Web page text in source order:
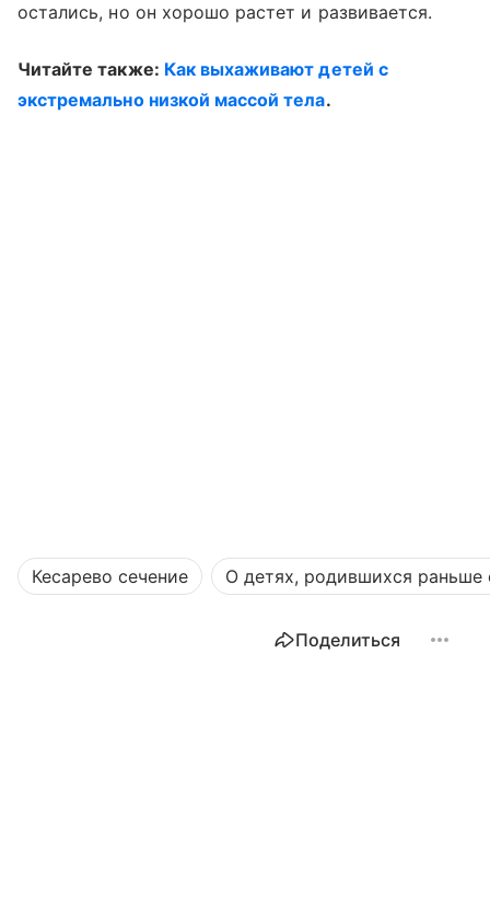
остались, но он хорошо растет и развивается.
Читайте также: Как выхаживают детей с
экстремально низкой массой тела.
Кесарево сечение О детях, родившихся раньше
Поделиться